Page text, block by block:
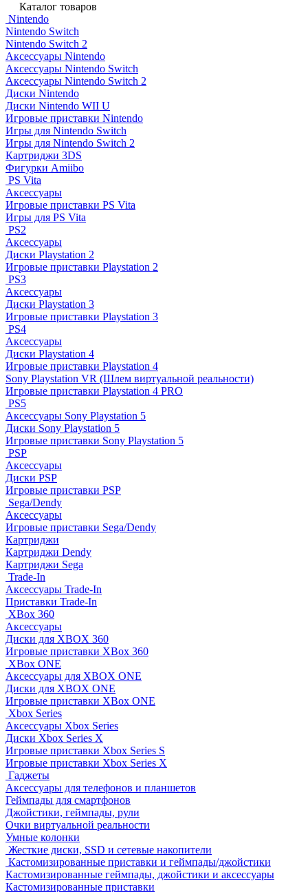
Каталог товаров
Nintendo
Nintendo Switch
Nintendo Switch 2
Аксессуары Nintendo
Аксессуары Nintendo Switch
Аксессуары Nintendo Switch 2
Диски Nintendo
Диски Nintendo WII U
Игровые приставки Nintendo
Игры для Nintendo Switch
Игры для Nintendo Switch 2
Картриджи 3DS
Фигурки Amiibo
PS Vita
Аксессуары
Игровые приставки PS Vita
Игры для PS Vita
PS2
Аксессуары
Диски Playstation 2
Игровые приставки Playstation 2
PS3
Аксессуары
Диски Playstation 3
Игровые приставки Playstation 3
PS4
Аксессуары
Диски Playstation 4
Игровые приставки Playstation 4
Sony Playstation VR (Шлем виртуальной реальности)
Игровые приставки Playstation 4 PRO
PS5
Аксессуары Sony Playstation 5
Диски Sony Playstation 5
Игровые приставки Sony Playstation 5
PSP
Аксессуары
Диски PSP
Игровые приставки PSP
Sega/Dendy
Аксессуары
Игровые приставки Sega/Dendy
Картриджи
Картриджи Dendy
Картриджи Sega
Trade-In
Аксессуары Trade-In
Приставки Trade-In
XBox 360
Аксессуары
Диски для XBOX 360
Игровые приставки XBox 360
XBox ONE
Аксессуары для XBOX ONE
Диски для XBOX ONE
Игровые приставки XBox ONE
Xbox Series
Аксессуары Xbox Series
Диски Xbox Series X
Игровые приставки Xbox Series S
Игровые приставки Xbox Series X
Гаджеты
Аксессуары для телефонов и планшетов
Геймпады для смартфонов
Джойстики, геймпады, рули
Очки виртуальной реальности
Умные колонки
Жесткие диски, SSD и сетевые накопители
Кастомизированные приставки и геймпады/джойстики
Кастомизированные геймпады, джойстики и аксессуары
Кастомизированные приставки